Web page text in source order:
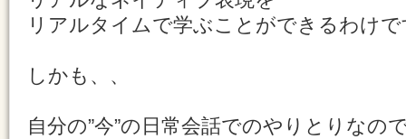
リアルタイムで学ぶことができるわけで
しかも、、
自分の”今”の日常会話でのやりとりなの